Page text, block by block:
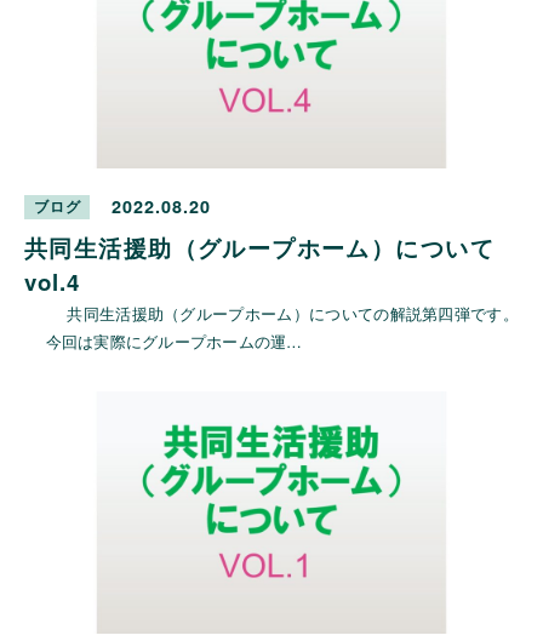
ブログ 2022.08.20
共同生活援助（グループホーム）について
vol.4
共同生活援助（グループホーム）についての解説第四弾です。
今回は実際にグループホームの運…